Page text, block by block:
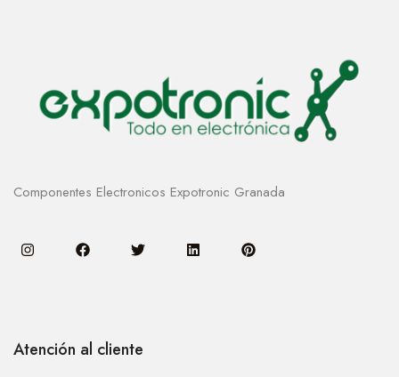
Componentes Electronicos Expotronic Granada
Atención al cliente